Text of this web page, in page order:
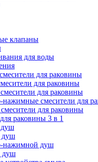
клапаны
для воды
для раковины
для раковины
для раковины
смесители для
для раковины
раковины 3 в 1
душ
душ
нажимной душ
душ